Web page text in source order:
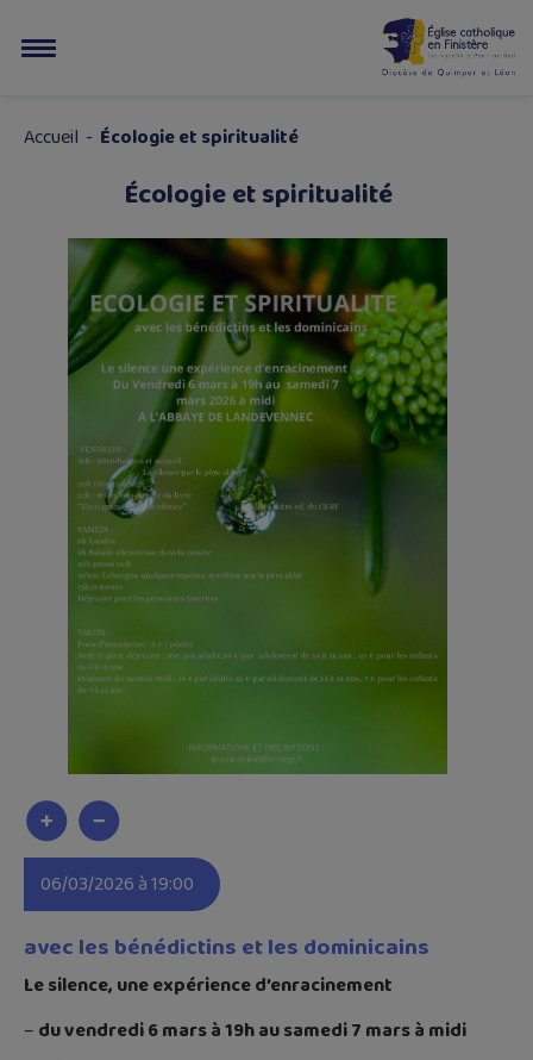
Accueil - Écologie et spiritualité
Écologie et spiritualité
06/03/2026 à 19:00
avec les bénédictins et les dominicains
Le silence, une expérience d’enracinement
– du vendredi 6 mars à 19h au samedi 7 mars à midi